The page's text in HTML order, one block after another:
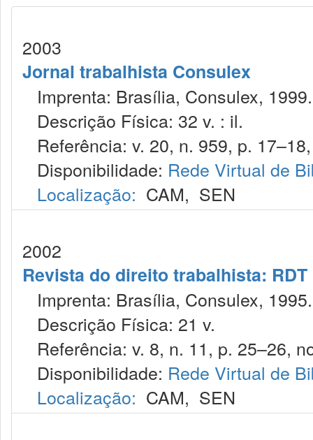
2003
Jornal trabalhista Consulex
Imprenta: Brasília, Consulex, 1999.
Descrição Física: 32 v. : il.
Referência: v. 20, n. 959, p.
Disponibilidade: Rede Virtual de
Localização: CAM, SEN
2002
Revista do direito trabalhista: RDT
Imprenta: Brasília, Consulex, 1995.
Descrição Física: 21 v.
Referência: v. 8, n. 11, p. 25–26,
Disponibilidade: Rede Virtual de
Localização: CAM, SEN